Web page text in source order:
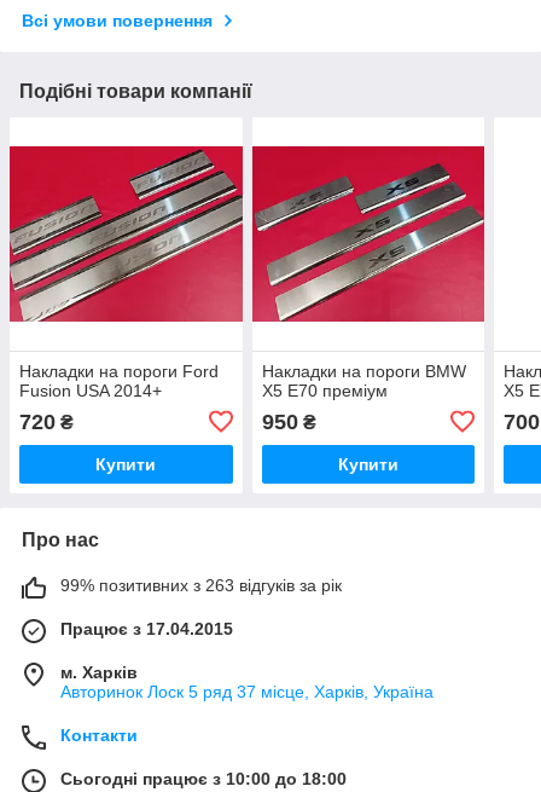
Всі умови повернення
Подібні товари компанії
Накладки на пороги Ford
Fusion USA 2014+
720 ₴
Купити
Накладки на пороги BMW
X5 E70 преміум
950₴
Купити
X5
700
Про нас
99% позитивних з 263 відгуків за рік
Працює з 17.04.2015
м. Харків
Авторинок Лоск 5 ряд 37 місце, Харків, Україна
Контакти
Сьогодні працює з 10:00 до 18:00